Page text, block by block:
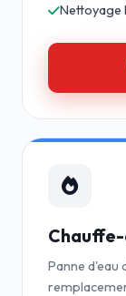
Nettoyage
Panne d'eau